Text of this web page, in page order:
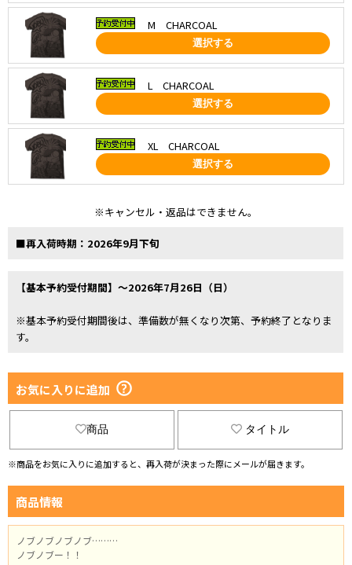
M CHARCOAL
選択する
L CHARCOAL
選択する
XL CHARCOAL
選択する
※キャンセル・返品はできません。
■再入荷時期：2026年9月下旬
【基本予約受付期間】～2026年7月26日（日）
※基本予約受付期間後は、準備数が無くなり次第、予約終了となりま
す。
お気に入りに追加
商品 タイトル
※商品をお気に入りに追加すると、再入荷が決まった際にメールが届きます。
商品情報
ノブノブノブノブ………
ノブノブー！！